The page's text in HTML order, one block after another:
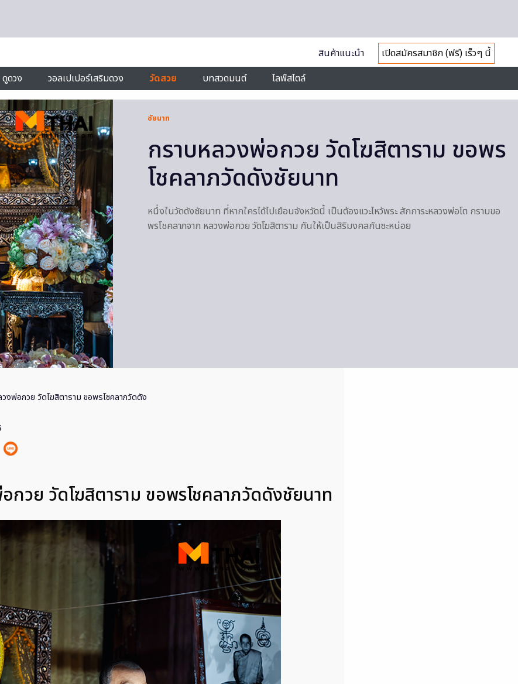
สินค้าแนะนำ
เปิดสมัครสมาชิก (ฟรี) เร็วๆ นี้
ดูดวง วอลเปเปอร์เสริมดวง วัดสวย บทสวดมนต์ ไลฟ์สไตล์
ชัยนาท
กราบหลวงพ่อกวย วัดโฆสิตาราม ขอพร
โชคลาภวัดดังชัยนาท
หนึ่งในวัดดังชัยนาท ที่หากใครได้ไปเยือนจังหวัดนี้ เป็นต้องแวะไหว้พระ สักการะหลวงพ่อโต กราบขอ
พรโชคลาภจาก หลวงพ่อกวย วัดโฆสิตาราม กันให้เป็นสิริมงคลกันซะหน่อย
งพ่อกวย วัดโฆสิตาราม ขอพรโชคลาภวัดดัง
กวย วัดโฆสิตาราม ขอพรโชคลาภวัดดังชัยนาท